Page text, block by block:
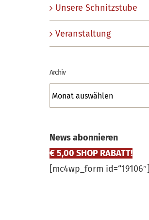
Unsere Schnitzstube
Veranstaltung
Archiv
Archiv
News abonnieren
€ 5,00 SHOP RABATT!
[mc4wp_form id=“19106″]